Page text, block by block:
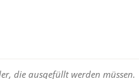
die ausgefüllt werden müssen.